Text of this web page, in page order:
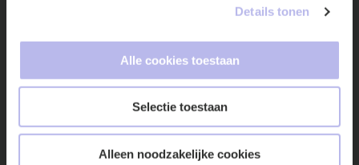
Details tonen
Alle cookies toestaan
Selectie toestaan
Alleen noodzakelijke cookies
Updates